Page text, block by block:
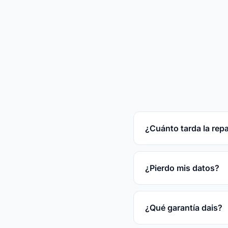
¿Cuánto tarda la
Reparaciones
tras el diagnóstico
¿Pierdo mis datos?
En la mayoría de las
disco.
¿Qué garantía dais?